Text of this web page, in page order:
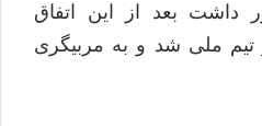
داشت بعد از این اتفاق
تیم ملی شد و به مربیگری